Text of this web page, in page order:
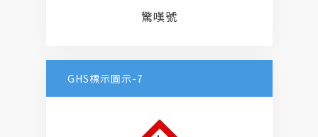
驚嘆號
GHS標示圖示-7